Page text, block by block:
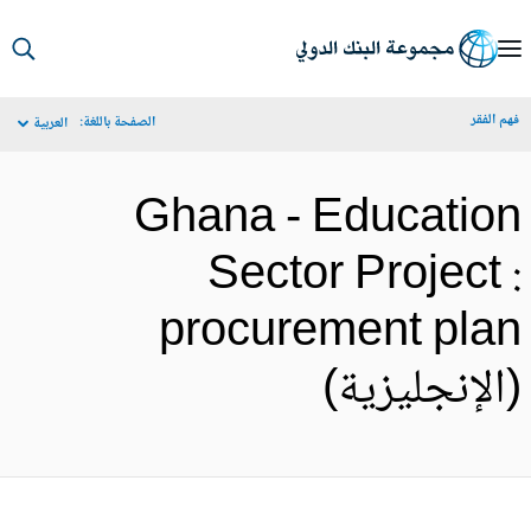
الفقر الصفحة باللغة: العربية
Ghana -
Sector
procurement